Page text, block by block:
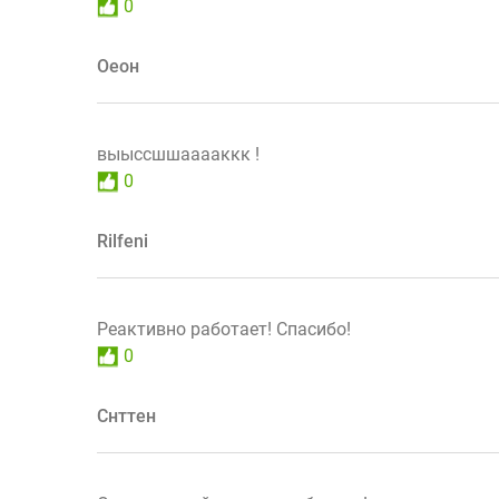
0
Оеон
выыссшшааааккк !
0
Rilfeni
Реактивно работает! Спасибо!
0
Снттен